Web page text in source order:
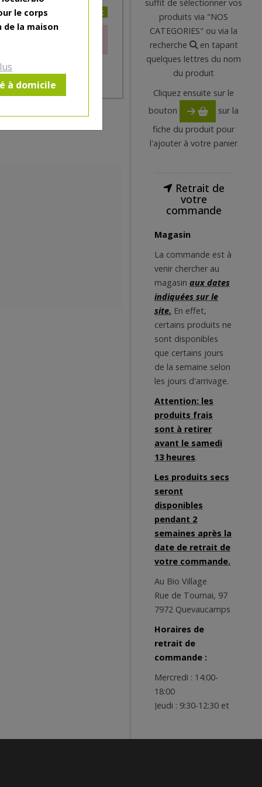
le corps
de la maison
à domicile
24.95€/pc
suffit de sélectionner vos
produits via "NOS
CATEGORIES" ou via la
recherche
en tapant
quelques lettres du nom
du produit
Cliquez ensuite sur le
bouton
sur la
fiche du produit pour
l'ajouter à votre panier
Retrait de
votre
commande
Magasin
La commande est à
venir chercher au
magasin aux dates
indiquées sur le
site. En effet,
certains produits ne
sont disponibles
que certains jours
de la semaine selon
les jours d'arrivage.
Attention: les
produits frais
sont à retirer
avant le samedi
13 heures.
Les produits secs
seront
disponibles
pendant 2
semaines après la
date de retrait de
votre commande.
Au Bio Village
Rue de Tournai, 97
7972 Quevaucamps
Horaires de
retrait de
commande :
Mercredi : 14:00-
18:00
Jeudi : 9:30-12:30 et